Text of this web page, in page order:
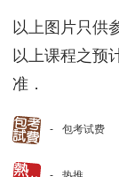
以上图片只供
以上课程之预
准．
包考试费